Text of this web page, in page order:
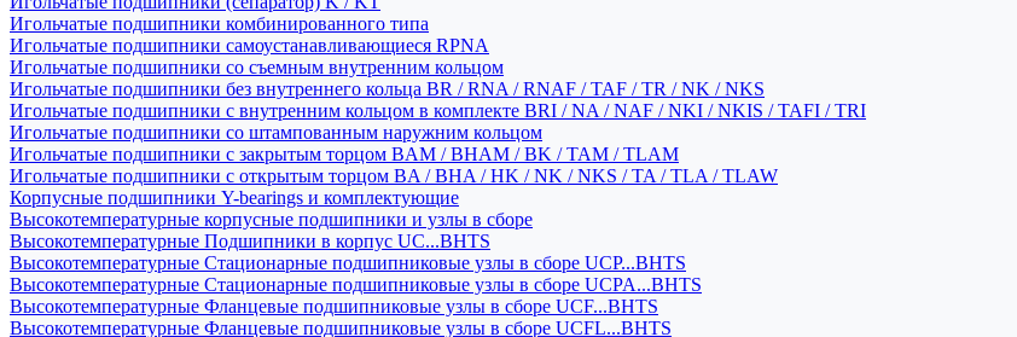
Игольчатые подшипники комбинированного типа
Игольчатые подшипники самоустанавливающиеся RPNA
Игольчатые подшипники со съемным внутренним кольцом
Игольчатые подшипники без внутреннего кольца BR / RNA / RNAF / TAF / TR / NK / NKS
Игольчатые подшипники с внутренним кольцом в комплекте BRI / NA / NAF / NKI / NKIS / TAFI / TRI
Игольчатые подшипники со штампованным наружним кольцом
Игольчатые подшипники с закрытым торцом BAM / BHAM / BK / TAM / TLAM
Игольчатые подшипники с открытым торцом BA / BHA / HK / NK / NKS / TA / TLA / TLAW
Корпусные подшипники Y-bearings и комплектующие
Высокотемпературные корпусные подшипники и узлы в сборе
Высокотемпературные Подшипники в корпус UC...BHTS
Высокотемпературные Стационарные подшипниковые узлы в сборе UCP...BHTS
Высокотемпературные Стационарные подшипниковые узлы в сборе UCPA...BHTS
Высокотемпературные Фланцевые подшипниковые узлы в сборе UCF...BHTS
Высокотемпературные Фланцевые подшипниковые узлы в сборе UCFL...BHTS